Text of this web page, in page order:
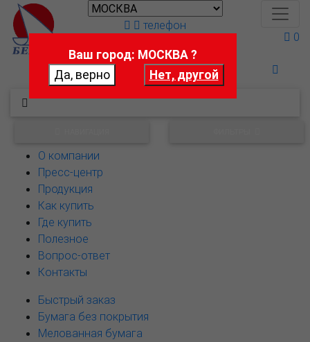
Поможем выбрать
телефон
0
О компании
Пресс-центр
Продукция
Как купить
Где купить
Полезное
Вопрос-ответ
Контакты
Быстрый заказ
Бумага без покрытия
Мелованная бумага
Ваш город: МОСКВА ?